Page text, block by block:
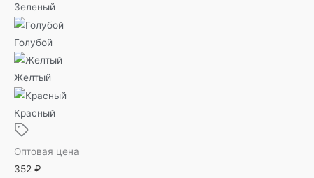
Зеленый
Голубой
Желтый
Красный
Оптовая цена
352 ₽